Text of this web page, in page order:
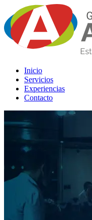
Inicio
Servicios
Experiencias
Contacto